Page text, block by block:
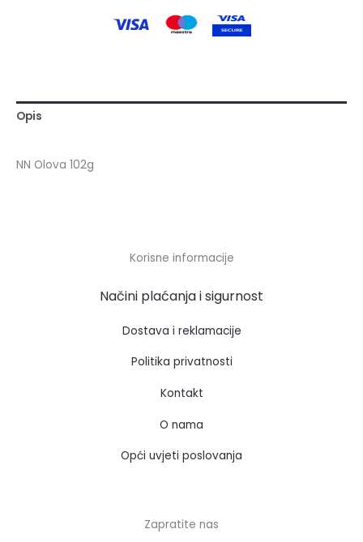
Opis
NN Olova 102g
Korisne informacije
Načini plaćanja i sigurnost
Dostava i reklamacije
Politika privatnosti
Kontakt
O nama
Opći uvjeti poslovanja
Zapratite nas